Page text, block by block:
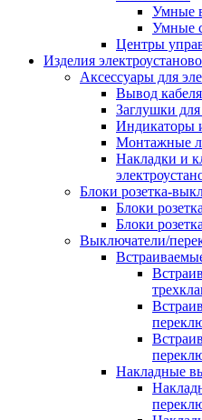
Умные
Умные
Центры
Изделия
Аксессуары для
Вывод кабеля
Заглушки
Индикаторы
Монтажные
Накладки и
Блоки розетка-
Блоки
Блоки
Выключатели/
Накладные